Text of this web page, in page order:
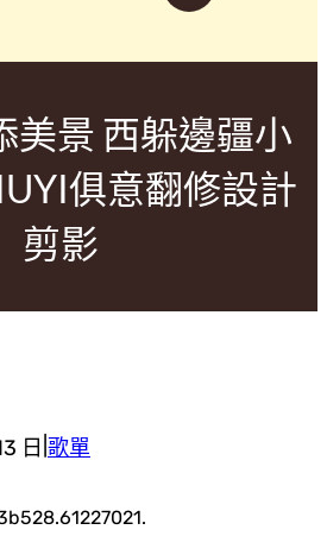
美景 西躲邊疆小
俱意翻修設計
剪影
日 歌單